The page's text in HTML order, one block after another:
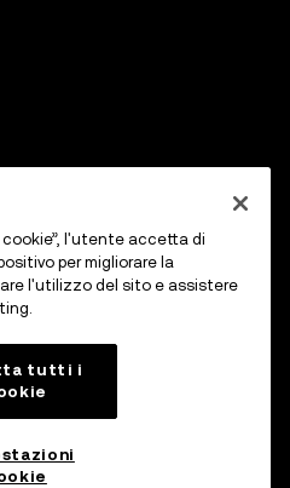
l'utente accetta di
per migliorare la
l'utilizzo del sito e assistere
tutti i